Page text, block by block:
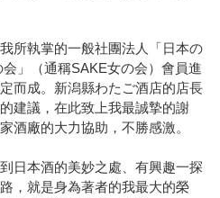
所執掌的一般社團法人「日本の
」（通稱SAKE女の会）會員進
而成。新潟縣わたご酒店的店長
建議，在此致上我最誠摯的謝
酒廠的大力協助，不勝感激。
日本酒的美妙之處、有興趣一探
，就是身為著者的我最大的榮